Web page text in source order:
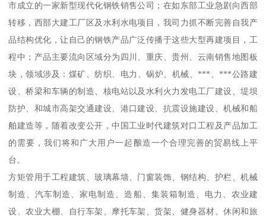
市成立的一家新型现代化钢铁销售公司；在如东部工业急剧向西部
转移，西部大建工厂区及水利水电项目，我司力抓不断完善自我产
品结构优化，让自己的钢铁产品广泛传播于这些大型再建项目，工
程中；产品主要流向区域分为四川、重庆、贵州、云南销售地图板
块，领域涉及：煤矿、纺织、电力、锅炉、机械、***、***公路建
设、桥梁和车辆的制造、核电站以及水利火力发电工厂建设、堤坝
防护、和城市高架交通建设、港口建设、抗震设施建设、机械和船
舶建造等，随着改变公开，中国工业时代建筑对口工程及产品加工
的需要，我们将和广大用户一起酿造一个合理完善的贸易线上平
台。
方矩管用于工程建筑、玻璃幕墙、门窗装饰、钢结构、护栏、机械
制造、汽车制造、家电制造、造船、集装箱制造、电力、农业建
设、农业大棚、自行车架、摩托车架、货架、健身器材、休闲和旅